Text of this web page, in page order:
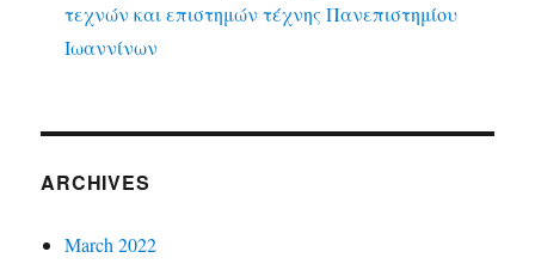
τεχνών και επιστημών τέχνης Πανεπιστημίου
Ιωαννίνων
ARCHIVES
March 2022